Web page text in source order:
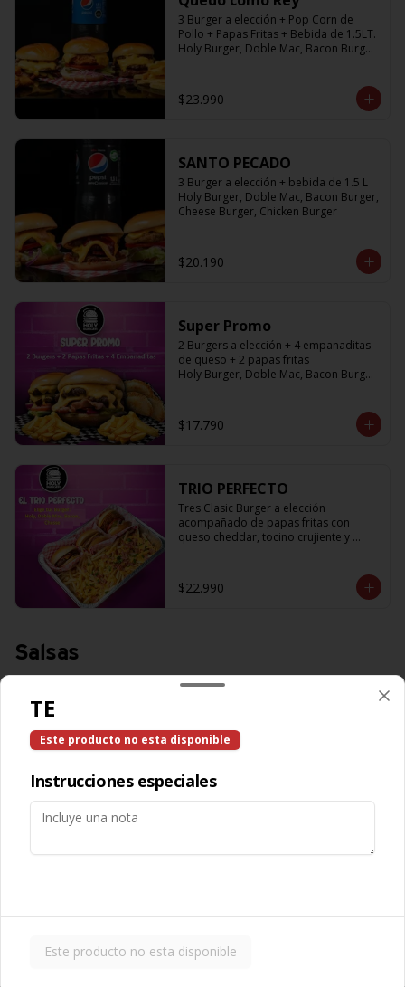
3 Burger a elección + Pop Corn de
Pollo + Papas Fritas + Bebida de 1.5LT.
Holy Burger, Doble Mac, Bacon Burger,
$23.990
SANTO PECADO
3 Burger a elección + bebida de 1.5 L
Holy Burger, Doble Mac, Bacon Burger,
Cheese Burger, Chicken Burger
$20.190
Super Promo
2 Burgers a elección + 4 empanaditas
de queso + 2 papas fritas
Holy Burger, Doble Mac, Bacon Burger,
$17.790
TRIO PERFECTO
Tres Clasic Burger a elección
acompañado de papas fritas con
queso cheddar, tocino crujiente y
Cheese Burger, Chicken Burger
$22.990
Salsas
TE
Este producto no esta disponible
Instrucciones especiales
Este producto no esta disponible